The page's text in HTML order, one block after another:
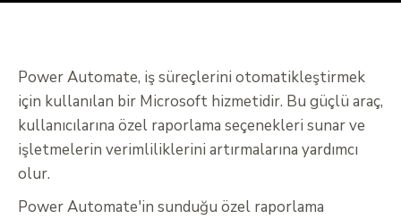
Power Automate, iş süreçlerini otomatikleştirmek
için kullanılan bir Microsoft hizmetidir. Bu güçlü araç,
kullanıcılarına özel raporlama seçenekleri sunar ve
işletmelerin verimliliklerini artırmalarına yardımcı
olur.
Power Automate'in sunduğu özel raporlama